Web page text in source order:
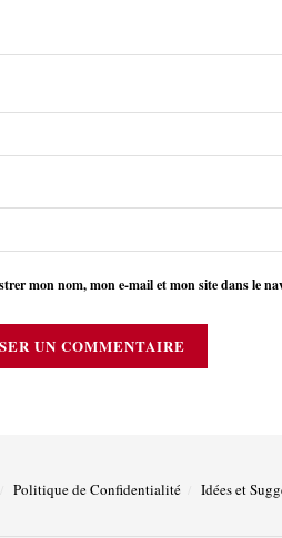
mon nom, mon e-mail et mon site dans le
Politique de Confidentialité Idées et